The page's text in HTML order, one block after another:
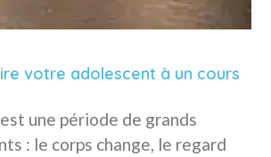
votre adolescent à un cours
est une période de grands
: le corps change, le regard